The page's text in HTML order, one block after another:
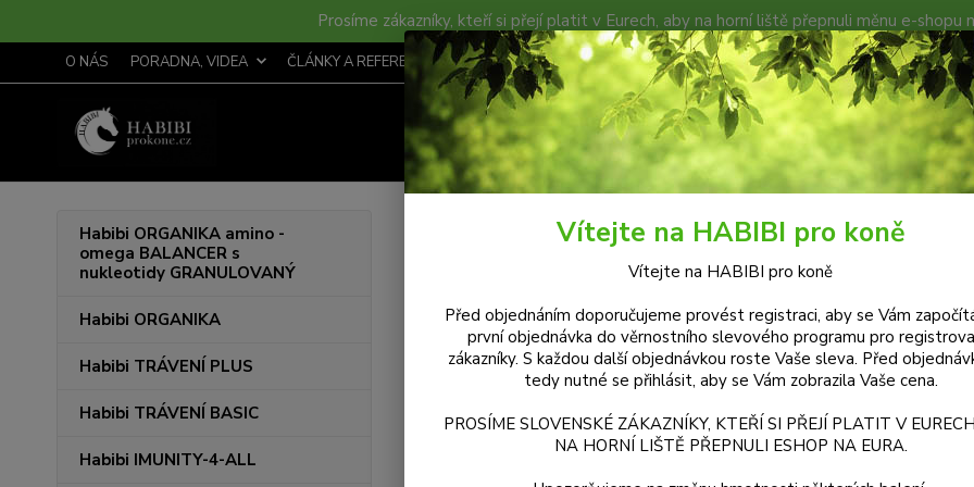
Prosíme zákazníky, kteří si přejí platit v Eurech, aby na horní liště přepnuli měnu e-shopu
O NÁS PORADNA, VIDEA ČLÁNKY A REFERENCE STÁJ HABIBI KOŇSKÉ EXPEDICE PODMÍNKY A DOKUMENTY
Hledat
Habibi ORGANIKA amino -
omega BALANCER s
nukleotidy GRANULOVANÝ
Habibi ORGANIKA
Habibi TRÁVENÍ PLUS
Habibi TRÁVENÍ BASIC
Habibi IMUNITY-4-ALL
ČLÁNKY A REFERENCE VAŠE PŘÍBĚHY A ZKUŠENOSTI DEFICIT
Tuláci přírodou – příběh Andrey a Artura a
(publikováno na Equichannelu
Vítejte na HABIBI pro koně
Vítejte na HABIBI pro koně
Před objednáním doporučujeme provést registraci, aby se Vám
první objednávka do věrnostního slevového programu pro
zákazníky. S každou další objednávkou roste Vaše sleva. Před
tedy nutné se přihlásit, aby se Vám zobrazila Vaše cena.
PROSÍME SLOVENSKÉ ZÁKAZNÍKY, KTEŘÍ SI PŘEJÍ PLATIT V
NA HORNÍ LIŠTĚ PŘEPNULI ESHOP NA EURA.